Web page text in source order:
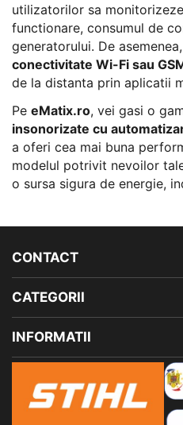
utilizatorilor sa
functionare, consumul de
generatorului. De
conectivitate Wi-Fi sau
de la distanta prin aplicatii
Pe eMatix.ro, vei gasi o
insonorizate cu
a oferi cea mai buna
modelul potrivit nevoilor
o sursa sigura de energie,
CONTACT
CATEGORII
INFORMATII